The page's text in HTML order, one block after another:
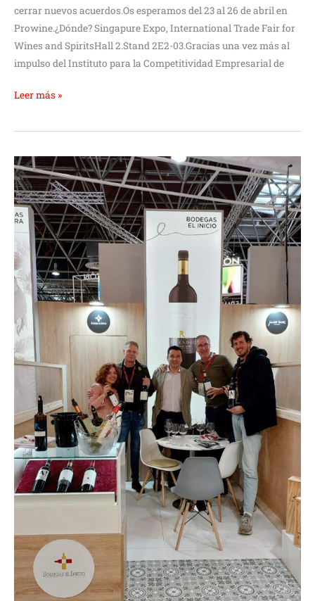
cerrar nuevos acuerdos.Os esperamos del 23 al 26 de abril en
Prowine.¿Dónde? Singapure Expo, International Trade Fair for
Wines and SpiritsHall 2.Stand 2E2-03.Gracias una vez más al
impulso del Instituto para la Competitividad Empresarial de
Leer más »
Volvemos
de
ProWein
con
ganas
y
energía